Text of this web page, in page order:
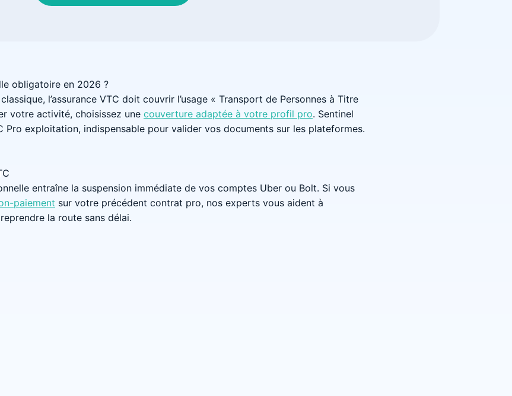
obligatoire en 2026 ?
l’assurance VTC doit couvrir l’usage « Transport de Personnes à Titre
votre activité, choisissez une couverture adaptée à votre profil pro. Sentinel
Pro exploitation, indispensable pour valider vos documents sur les plateformes.
entraîne la suspension immédiate de vos comptes Uber ou Bolt. Si vous
paiement sur votre précédent contrat pro, nos experts vous aident à
la route sans délai.